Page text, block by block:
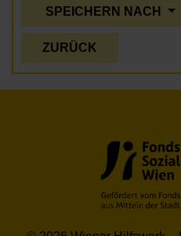
SPEICHERN NACH
ZURÜCK